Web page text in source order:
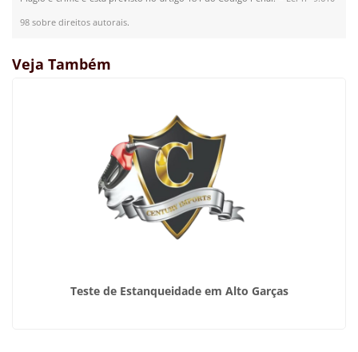
98 sobre direitos autorais.
Veja Também
Teste de Estanqueidade em Alto Garças